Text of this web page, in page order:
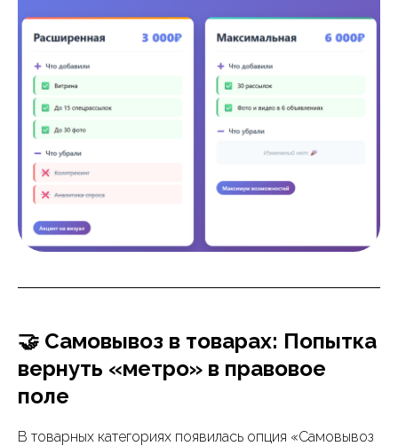
🤝 Самовывоз в товарах: Попытка
вернуть «метро» в правовое
поле
В товарных категориях появилась опция «Самовывоз